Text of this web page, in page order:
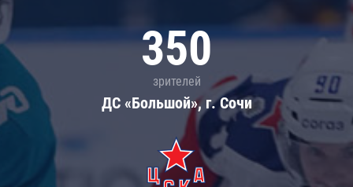
350
зрителей
ДС «Большой», г. Сочи